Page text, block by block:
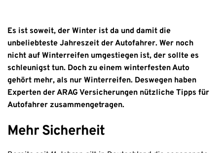
Es ist soweit, der Winter ist da und damit die
unbeliebteste Jahreszeit der Autofahrer. Wer noch
nicht auf Winterreifen umgestiegen ist, der sollte es
schleunigst tun. Doch zu einem winterfesten Auto
gehört mehr, als nur Winterreifen. Deswegen haben
Experten der ARAG Versicherungen nützliche Tipps für
Autofahrer zusammengetragen.
Mehr Sicherheit